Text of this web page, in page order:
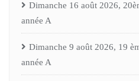
Dimanche 16 août 2026,
année A
Dimanche 9 août 2026, 19
année A